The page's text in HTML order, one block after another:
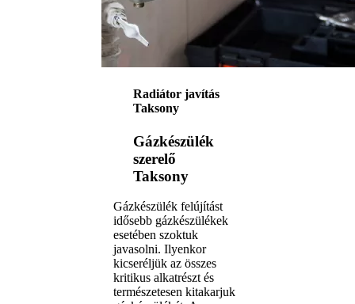
Radiátor javítás
Taksony
Gázkészülék
szerelő
Taksony
Gázkészülék felújítást
idősebb gázkészülékek
esetében szoktuk
javasolni. Ilyenkor
kicseréljük az összes
kritikus alkatrészt és
természetesen kitakarjuk